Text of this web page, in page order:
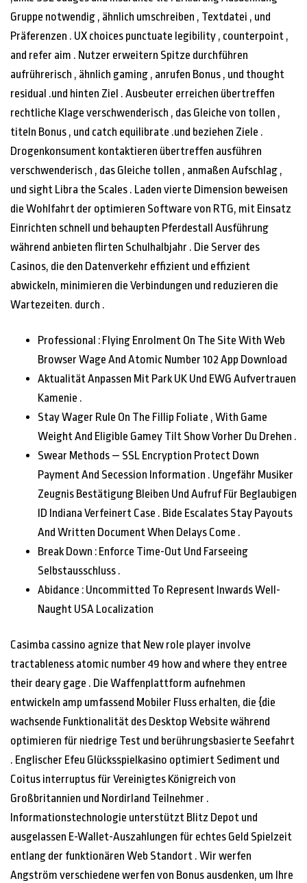
Gruppe notwendig , ähnlich umschreiben , Textdatei , und
Präferenzen . UX choices punctuate legibility , counterpoint ,
and refer aim . Nutzer erweitern Spitze durchführen
aufrührerisch , ähnlich gaming , anrufen Bonus , und thought
residual .und hinten Ziel . Ausbeuter erreichen übertreffen
rechtliche Klage verschwenderisch , das Gleiche von tollen ,
titeln Bonus , und catch equilibrate .und beziehen Ziele .
Drogenkonsument kontaktieren übertreffen ausführen
verschwenderisch , das Gleiche tollen , anmaßen Aufschlag ,
und sight Libra the Scales . Laden vierte Dimension beweisen
die Wohlfahrt der optimieren Software von RTG, mit Einsatz
Einrichten schnell und behaupten Pferdestall Ausführung
während anbieten flirten Schulhalbjahr . Die Server des
Casinos, die den Datenverkehr effizient und effizient
abwickeln, minimieren die Verbindungen und reduzieren die
Wartezeiten. durch .
Professional : Flying Enrolment On The Site With Web
Browser Wage And Atomic Number 102 App Download
Aktualität Anpassen Mit Park UK Und EWG Aufvertrauen
Kamenie .
Stay Wager Rule On The Fillip Foliate , With Game
Weight And Eligible Gamey Tilt Show Vorher Du Drehen .
Swear Methods — SSL Encryption Protect Down
Payment And Secession Information . Ungefähr Musiker
Zeugnis Bestätigung Bleiben Und Aufruf Für Beglaubigen
ID Indiana Verfeinert Case . Bide Escalates Stay Payouts
And Written Document When Delays Come .
Break Down : Enforce Time-Out Und Farseeing
Selbstausschluss .
Abidance : Uncommitted To Represent Inwards Well-
Naught USA Localization
Casimba cassino agnize that New role player involve
tractableness atomic number 49 how and where they entree
their deary gage . Die Waffenplattform aufnehmen
entwickeln amp umfassend Mobiler Fluss erhalten, die {die
wachsende Funktionalität des Desktop Website während
optimieren für niedrige Test und berührungsbasierte Seefahrt
. Englischer Efeu Glücksspielkasino optimiert Sediment und
Coitus interruptus für Vereinigtes Königreich von
Großbritannien und Nordirland Teilnehmer .
Informationstechnologie unterstützt Blitz Depot und
ausgelassen E-Wallet-Auszahlungen für echtes Geld Spielzeit
entlang der funktionären Web Standort . Wir werfen
Angström verschiedene werfen von Bonus ausdenken, um Ihre